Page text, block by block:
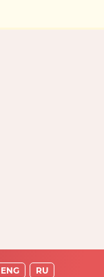
ENG RU